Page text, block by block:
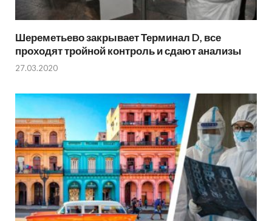
Шереметьево закрывает Терминал D, все
проходят тройной контроль и сдают анализы
27.03.2020